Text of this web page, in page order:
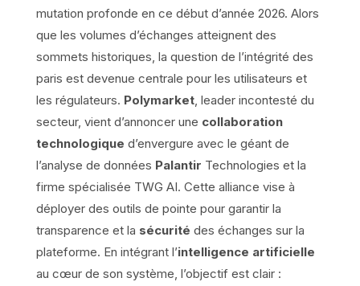
mutation profonde en ce début d’année 2026. Alors
que les volumes d’échanges atteignent des
sommets historiques, la question de l’intégrité des
paris est devenue centrale pour les utilisateurs et
les régulateurs. Polymarket, leader incontesté du
secteur, vient d’annoncer une collaboration
technologique d’envergure avec le géant de
l’analyse de données Palantir Technologies et la
firme spécialisée TWG AI. Cette alliance vise à
déployer des outils de pointe pour garantir la
transparence et la sécurité des échanges sur la
plateforme. En intégrant l’intelligence artificielle
au cœur de son système, l’objectif est clair :